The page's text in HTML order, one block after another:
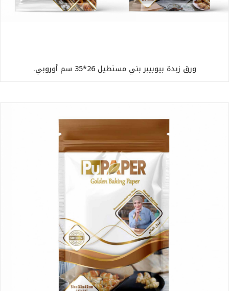
ورق زبدة بيوبيبر بني مستطيل 26*35 سم أوروبي.